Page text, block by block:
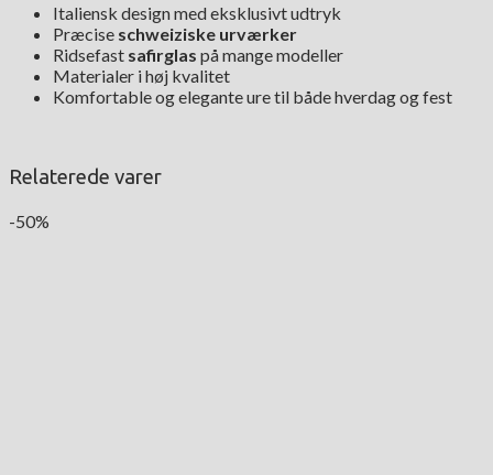
Italiensk design med eksklusivt udtryk
Præcise schweiziske urværker
Ridsefast safirglas på mange modeller
Materialer i høj kvalitet
Komfortable og elegante ure til både hverdag og fest
Relaterede varer
-50%